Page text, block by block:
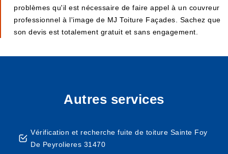
problèmes qu'il est nécessaire de faire appel à un couvreur
professionnel à l'image de MJ Toiture Façades. Sachez que
son devis est totalement gratuit et sans engagement.
Autres services
Vérification et recherche fuite de toiture Sainte Foy
De Peyrolieres 31470